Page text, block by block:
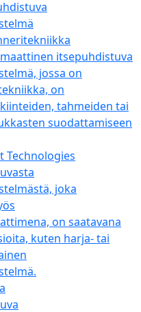
Technologies